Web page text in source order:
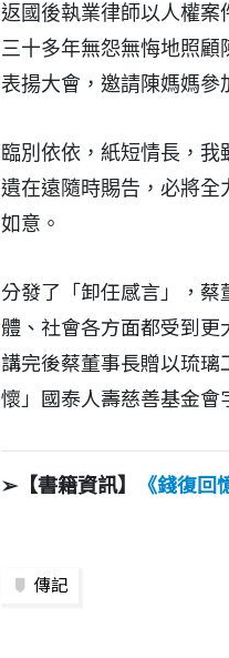
返國後執業律師以人權案
三十多年無怨無悔地照
表揚大會，邀請陳媽媽參
臨別依依，紙短情長，
遺在遠隨時賜告，必將全
如意。
分發了「卸任感言」，
體、社會各方面都受到更
講完後蔡董事長贈以琉
懷」國泰人壽慈善基金會
➢【書籍資訊】 《錢復回
傳記